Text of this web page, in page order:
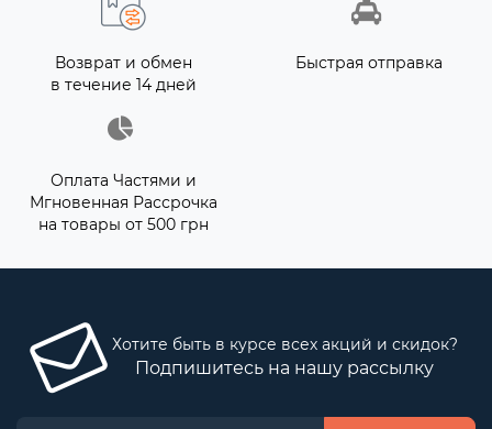
Возврат и обмен
в течение 14 дней
Быстрая отправка
Оплата Частями и
Мгновенная Рассрочка
на товары от 500 грн
Хотите быть в курсе всех акций и скидок?
Подпишитесь на нашу рассылку